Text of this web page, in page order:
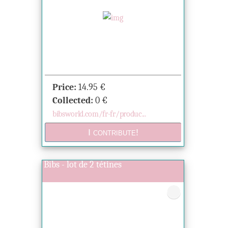
Price: 14.95 €
Collected: 0 €
bibsworld.com/fr-fr/produc...
Bibs - lot de 2 tétines